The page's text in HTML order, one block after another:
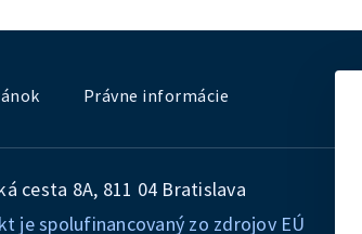
Právne informácie
cesta 8A, 811 04 Bratislava
je spolufinancovaný zo zdrojov EÚ